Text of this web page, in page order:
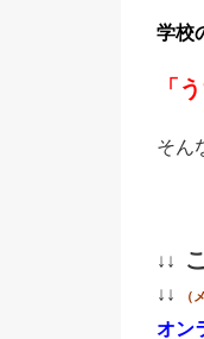
学校
「
そん
↓↓
↓↓
（
オン